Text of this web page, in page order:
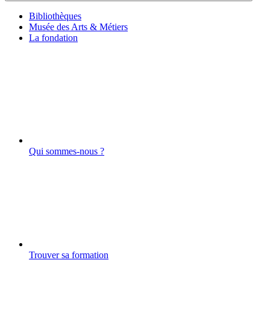
Bibliothèques
Musée des Arts & Métiers
La fondation
Qui sommes-nous ?
Trouver sa formation